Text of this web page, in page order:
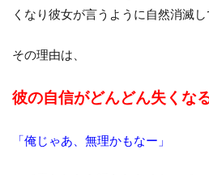
くなり彼女が言うように自然消滅し
その理由は、
彼の自信がどんどん失くな
「俺じゃあ、無理かもなー」